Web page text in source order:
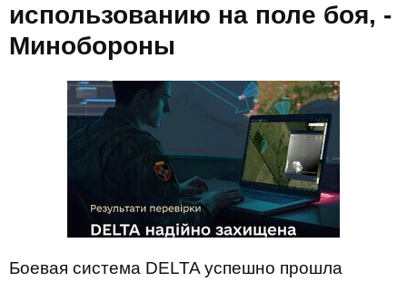
использованию на поле боя, -
Минобороны
Боевая система DELTA успешно прошла